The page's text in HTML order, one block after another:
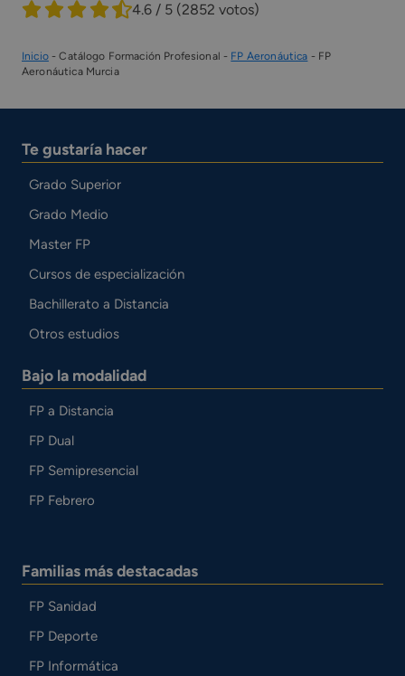
4.6 / 5 (2852 votos)
Inicio-Catálogo Formación Profesional - FP Aeronáutica - FP
Aeronáutica Murcia
Te gustaría hacer
Grado Superior
Grado Medio
Master FP
Cursos de especialización
Bachillerato a Distancia
Otros estudios
Bajo la modalidad
FP a Distancia
FP Dual
FP Semipresencial
FP Febrero
Familias más destacadas
FP Sanidad
FP Deporte
FP Informática